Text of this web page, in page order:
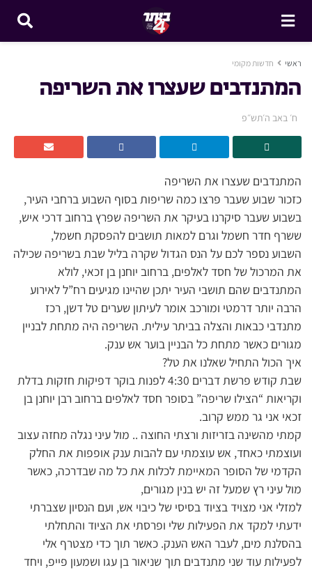
ראשי חדשות מקומי
המתנדבים שעצרו את השריפה
ח׳ באב ה׳תש״פ
המתנדבים שעצרו את השריפה
כזכור שבוע שעבר פרצו כמה שריפות בסוף השבוע ברחבי העיר,
בשבוע שעבר סיקרנו בעיקר את השריפה שפרץ ברחוב דרכי איש,
ששרף חדר חשמל וגרם למאות תושבים להפסקת חשמל,
השבוע נספר לכם על הנס הגדול שקרה בליל שבת בשריפה שכילה
את המרכול של חסד לאלפים, ברחוב יוחנן בן זכאי, לולא
המתנדבים שהם תושבי העיר יתכן שהיינו מגיעים רח”ל לאירוע
הרבה יותר דרמטי ומורכב אומר לעיתון שערים טל דשן, רכז
מתנדבי כבאות והצלה בביתר עילית. השריפה היה מתחת לבניין
מגורים כאשר מתחת כל הבניין בוער אש ענק.
איך הכול התחיל שאלנו את טל?
שבת קודש פרשת דברים 4:30 לפנות בוקר דפיקות חזקות בדלת
וקריאות “הצילו שריפה” בסופר חסד לאלפים ברחוב רבן יוחנן בן
זכאי אני גר ממש קרוב.
קמתי מהשינה בזריזות ורצתי החוצה .. מול עיני נגלה מחזה עצוב
ועוצמתי כאחד, אש עוצמתי עם להבות ענק אופפות את החלק
הקדמי של הסופר המאיימת לכלות את כל מה שבדרכה, כאשר
מול עיני רץ שמעל זה יש בנין מגורים,
למזלי אני מצויד בציוד בסיסי של כיבוי אש, ועם הנסיון שצברתי
ידעתי למקד את הפעילות שלי ופרסתי את הציוד והתחלתי
בהסלנת מים, לעבר האש הענק. כאשר תוך כדי מצטרף אלי
לפעילות עוד שני מתנדבים תוך שניאור בן עגו ושמעון פייפ, ויחד